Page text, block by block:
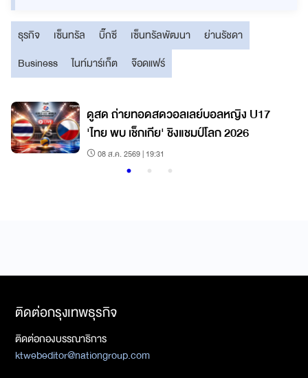
ธุรกิจ เซ็นทรัล บิ๊กซี เซ็นทรัลพัฒนา
ย่านรัชดา
Business
ไนท์มาร์เก็ต จ๊อดแฟร์
ดูสด ถ่ายทอดสดวอลเลย์บอลหญิง U17
'ไทย พบ เช็กเกีย' ชิงแชมป์โลก 2026
08 ส.ค. 2569 | 19:31
ติดต่อกรุงเทพธุรกิจ
ติดต่อกองบรรณาธิการ
ktwebeditor@nationgroup.com